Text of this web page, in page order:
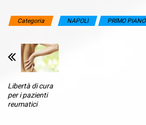
Categoria NAPOLI PRIMO PIANO
Libertà di cura
per i pazienti
reumatici